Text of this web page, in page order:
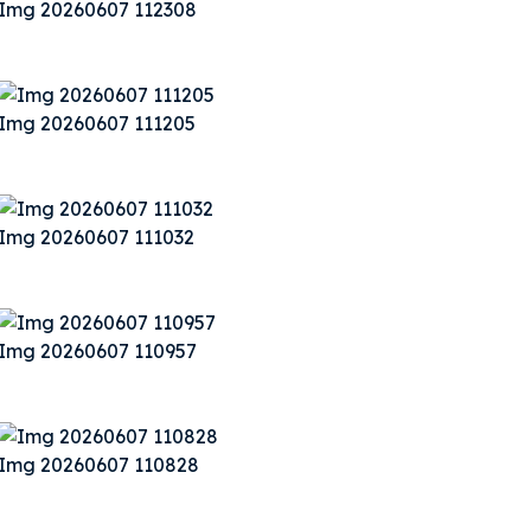
20260607 112308
20260607 111205
20260607 111032
20260607 110957
20260607 110828